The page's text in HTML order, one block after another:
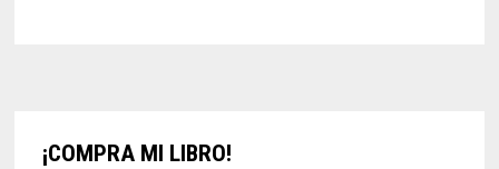
¡COMPRA MI LIBRO!